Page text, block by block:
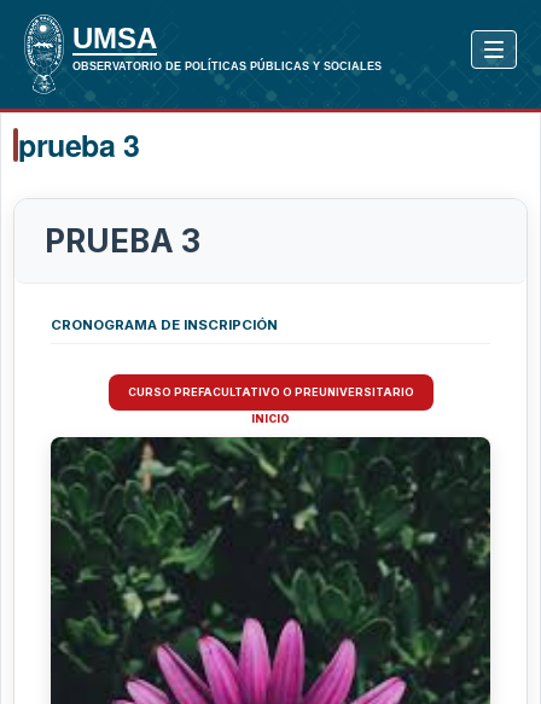
prueba 3
PRUEBA 3
CURSO PREFACULTATIVO O PREUNIVERSITARIO
INICIO
CRONOGRAMA DE INSCRIPCIÓN